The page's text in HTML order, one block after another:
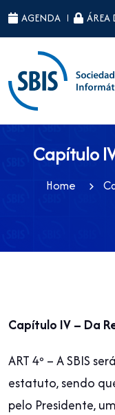
AGENDA ÁREA
ID da página raiz: 39
Capítulo
Home
Capítulo IV – Da
ART 4º – A SBIS
estatuto, sendo
pelo Presidente,